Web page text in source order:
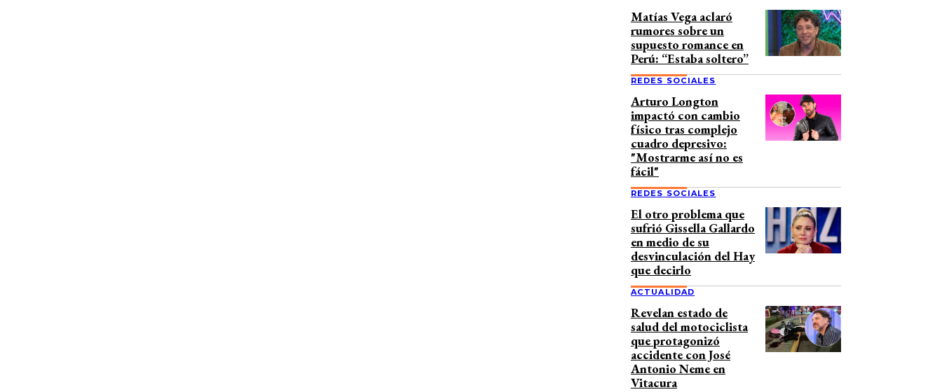
Matías Vega aclaró
rumores sobre un
supuesto romance en
Perú: “Estaba soltero”
REDES SOCIALES
Arturo Longton
impactó con cambio
físico tras complejo
cuadro depresivo:
"Mostrarme así no es
fácil"
REDES SOCIALES
El otro problema que
sufrió Gissella Gallardo
en medio de su
desvinculación del Hay
que decirlo
ACTUALIDAD
Revelan estado de
salud del motociclista
que protagonizó
accidente con José
Antonio Neme en
Vitacura